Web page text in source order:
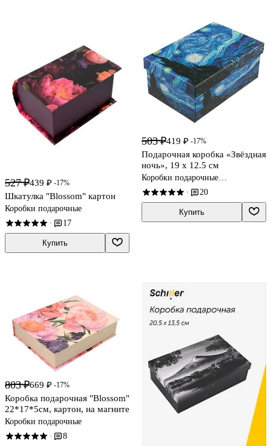
527 ₽439 ₽ -17%
Шкатулка "Blossom" картон
Коробки подарочные
· 17
Купить
503 ₽419 ₽ -17%
Подарочная коробка «Звёздная
ночь», 19 х 12.5 см
Коробки подарочные
универсальные
· 20
Купить
803 ₽669 ₽ -17%
Коробка подарочная "Blossom"
22*17*5см, картон, на магните
Коробки подарочные
· 8